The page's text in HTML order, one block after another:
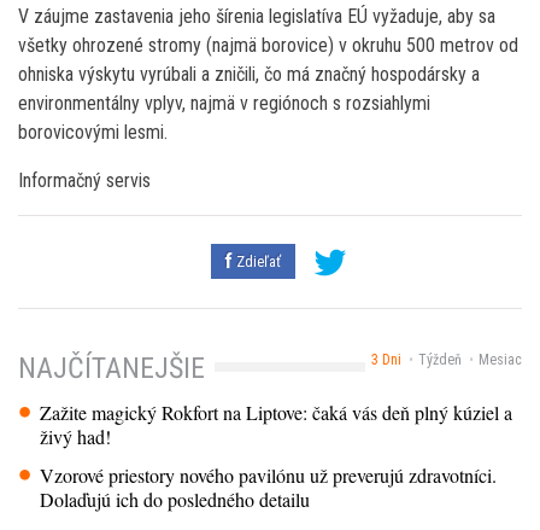
V záujme zastavenia jeho šírenia legislatíva EÚ vyžaduje, aby sa
všetky ohrozené stromy (najmä borovice) v okruhu 500 metrov od
ohniska výskytu vyrúbali a zničili, čo má značný hospodársky a
environmentálny vplyv, najmä v regiónoch s rozsiahlymi
borovicovými lesmi.
Informačný servis
Zdieľať
3 Dni Týždeň Mesiac
NAJČÍTANEJŠIE
Zažite magický Rokfort na Liptove: čaká vás deň plný kúziel a
živý had!
Vzorové priestory nového pavilónu už preverujú zdravotníci.
Dolaďujú ich do posledného detailu